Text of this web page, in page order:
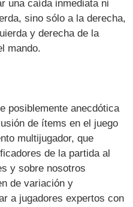
una caída inmediata ni
sino sólo a la derecha,
y derecha de la
mando.
posiblemente anecdótica
de ítems en el juego
multijugador, que
de la partida al
y sobre nosotros
de variación y
a jugadores expertos con